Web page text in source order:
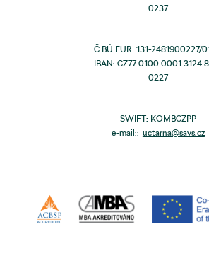
0237
Č.BÚ EUR: 131-2481900227/
IBAN: CZ77 0100 0001 3124
0227
SWIFT: KOMBCZPP
e-mail:: uctarna@savs.cz